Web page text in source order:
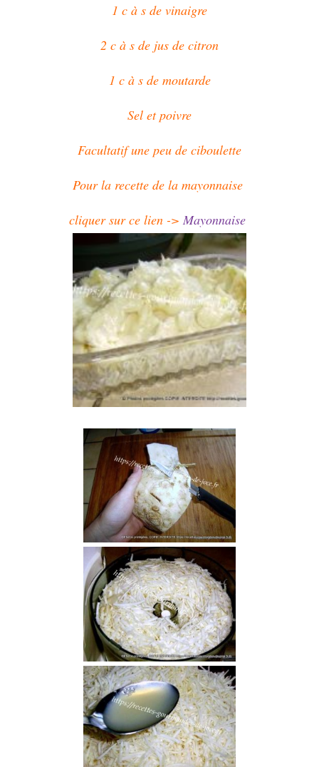
1 c à s de vinaigre
2 c à s de jus de citron
1 c à s de moutarde
Sel et poivre
Facultatif une peu de ciboulette
Pour la recette de la mayonnaise
cliquer sur ce lien -> Mayonnaise